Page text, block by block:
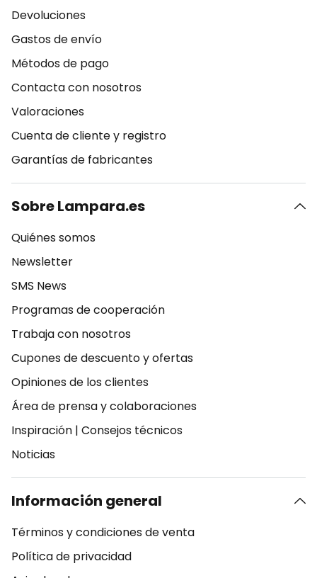
Devoluciones
Gastos de envío
Métodos de pago
Contacta con nosotros
Valoraciones
Cuenta de cliente y registro
Garantías de fabricantes
Sobre Lampara.es
Quiénes somos
Newsletter
SMS News
Programas de cooperación
Trabaja con nosotros
Cupones de descuento y ofertas
Opiniones de los clientes
Área de prensa y colaboraciones
Inspiración | Consejos técnicos
Noticias
Información general
Términos y condiciones de venta
Política de privacidad